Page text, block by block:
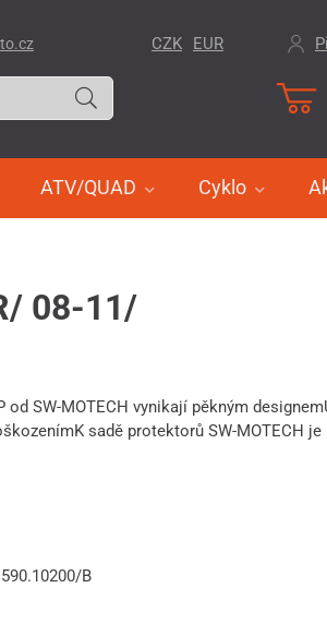
ATV/QUAD Cyklo
CZK EUR
08-11/
od SW-MOTECH vynikají pěkným
sadě protektorů SW-MOTECH je
B